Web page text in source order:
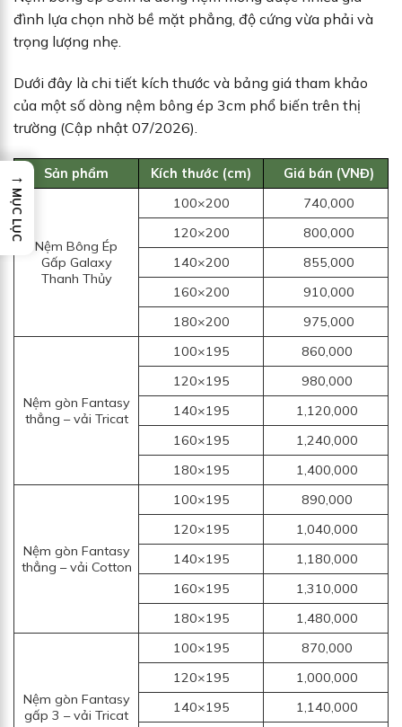
đình lựa chọn nhờ bề mặt phẳng, độ cứng vừa phải và
trọng lượng nhẹ.
Dưới đây là chi tiết kích thước và bảng giá tham khảo
của một số dòng nệm bông ép 3cm phổ biến trên thị
trường (Cập nhật 07/2026).
Sản phẩm Kích thước (cm) Giá bán (VNĐ)
Nệm Bông Ép
Gấp Galaxy
Thanh Thủy
100×200
740,000
120×200
800,000
140×200
855,000
160×200
910,000
180×200
975,000
Nệm gòn Fantasy
thẳng – vải Tricat
100×195
860,000
120×195
980,000
140×195
1,120,000
160×195
1,240,000
180×195
1,400,000
Nệm gòn Fantasy
thẳng – vải Cotton
100×195
890,000
120×195
1,040,000
140×195
1,180,000
160×195
1,310,000
180×195
1,480,000
Nệm gòn Fantasy
gấp 3 – vải Tricat
100×195
870,000
120×195
1,000,000
140×195
1,140,000
→
MỤC LỤC